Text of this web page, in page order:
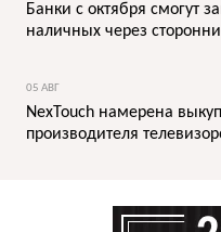
Банки с октября смогут
наличных через
05 АВГ
NexTouch намерена
производителя